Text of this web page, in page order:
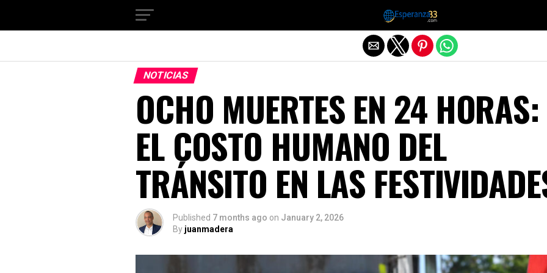
NOTICIAS
OCHO MUERTES EN 24 HORAS:
EL COSTO HUMANO DEL
TRÁNSITO EN LAS
Published 7 months ago on January 2, 2026
By juanmadera
Exit mobile version